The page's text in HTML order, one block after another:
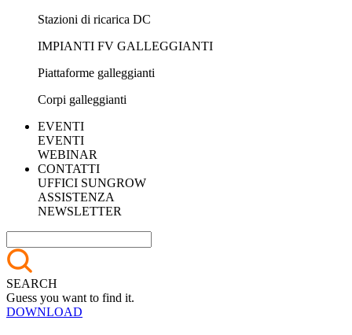
Stazioni di ricarica DC
IMPIANTI FV GALLEGGIANTI
Piattaforme galleggianti
Corpi galleggianti
EVENTI
EVENTI
WEBINAR
CONTATTI
UFFICI SUNGROW
ASSISTENZA
NEWSLETTER
SEARCH
Guess you want to find it.
DOWNLOAD